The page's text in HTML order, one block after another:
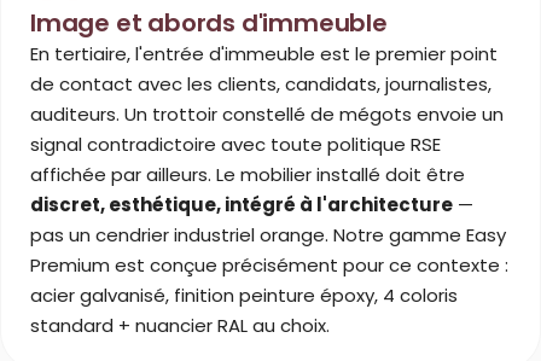
Image et abords d'immeuble
En tertiaire, l'entrée d'immeuble est le premier point
de contact avec les clients, candidats, journalistes,
auditeurs. Un trottoir constellé de mégots envoie un
signal contradictoire avec toute politique RSE
affichée par ailleurs. Le mobilier installé doit être
discret, esthétique, intégré à l'architecture —
pas un cendrier industriel orange. Notre gamme Easy
Premium est conçue précisément pour ce contexte :
acier galvanisé, finition peinture époxy, 4 coloris
standard + nuancier RAL au choix.